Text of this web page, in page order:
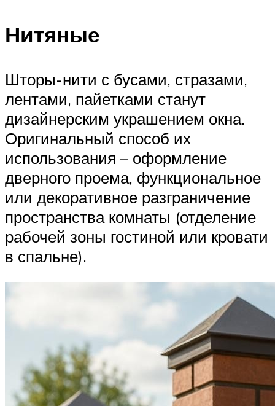
Нитяные
Шторы-нити с бусами, стразами,
лентами, пайетками станут
дизайнерским украшением окна.
Оригинальный способ их
использования – оформление
дверного проема, функциональное
или декоративное разграничение
пространства комнаты (отделение
рабочей зоны гостиной или кровати
в спальне).